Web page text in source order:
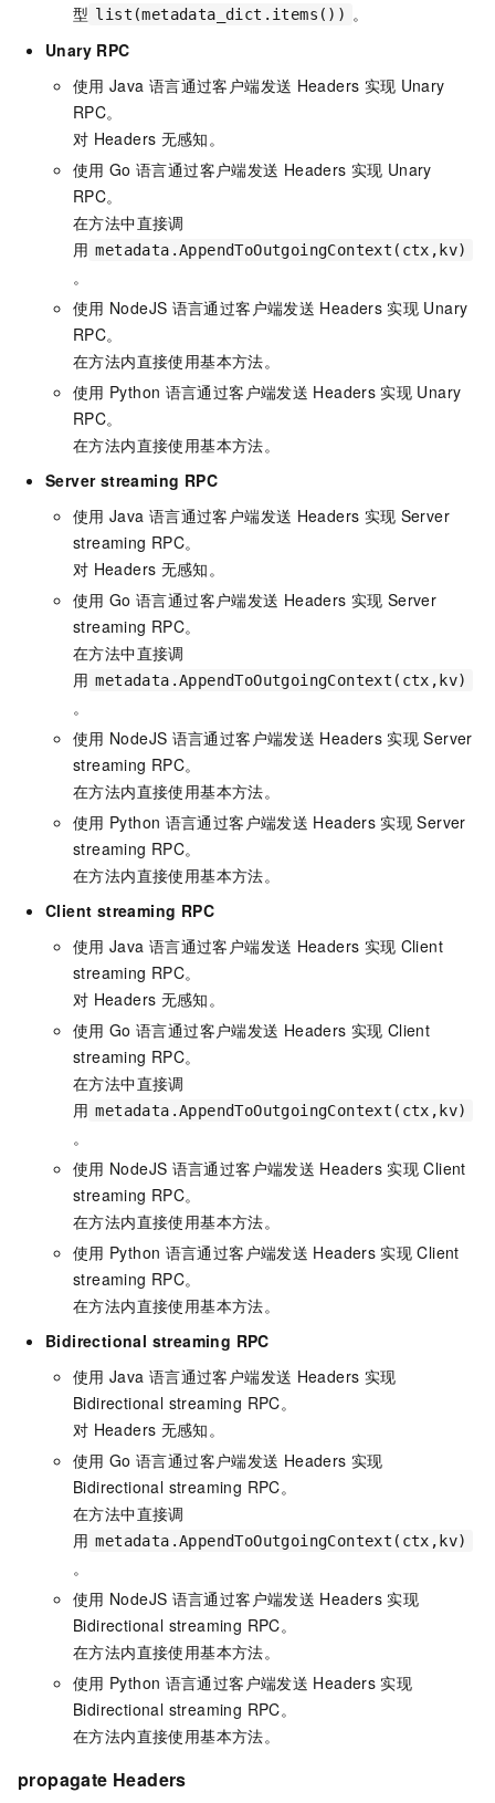
型 list(metadata_dict.items())
。
Unary RPC
使用 Java 语言通过客户端发送 Headers 实现 Unary
RPC。
对 Headers 无感知。
使用 Go 语言通过客户端发送 Headers 实现 Unary
RPC。
在方法中直接调
用 metadata.AppendToOutgoingContext(ctx,kv)
。
使用 NodeJS 语言通过客户端发送 Headers 实现 Unary
RPC。
在方法内直接使用基本方法。
使用 Python 语言通过客户端发送 Headers 实现 Unary
RPC。
在方法内直接使用基本方法。
Server streaming RPC
使用 Java 语言通过客户端发送 Headers 实现 Server
streaming RPC。
对 Headers 无感知。
使用 Go 语言通过客户端发送 Headers 实现 Server
streaming RPC。
在方法中直接调
用 metadata.AppendToOutgoingContext(ctx,kv)
。
使用 NodeJS 语言通过客户端发送 Headers 实现 Server
streaming RPC。
在方法内直接使用基本方法。
使用 Python 语言通过客户端发送 Headers 实现 Server
streaming RPC。
在方法内直接使用基本方法。
Client streaming RPC
使用 Java 语言通过客户端发送 Headers 实现 Client
streaming RPC。
对 Headers 无感知。
使用 Go 语言通过客户端发送 Headers 实现 Client
streaming RPC。
在方法中直接调
用 metadata.AppendToOutgoingContext(ctx,kv)
。
使用 NodeJS 语言通过客户端发送 Headers 实现 Client
streaming RPC。
在方法内直接使用基本方法。
使用 Python 语言通过客户端发送 Headers 实现 Client
streaming RPC。
在方法内直接使用基本方法。
Bidirectional streaming RPC
使用 Java 语言通过客户端发送 Headers 实现
Bidirectional streaming RPC。
对 Headers 无感知。
使用 Go 语言通过客户端发送 Headers 实现
Bidirectional streaming RPC。
在方法中直接调
用 metadata.AppendToOutgoingContext(ctx,kv)
。
使用 NodeJS 语言通过客户端发送 Headers 实现
Bidirectional streaming RPC。
在方法内直接使用基本方法。
使用 Python 语言通过客户端发送 Headers 实现
Bidirectional streaming RPC。
在方法内直接使用基本方法。
propagate Headers